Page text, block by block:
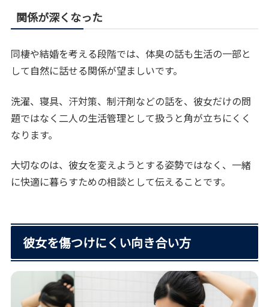
関係が深くなった
同棲や結婚を考える段階では、体臭の話も生活の一部と
して自然に話せる関係が望ましいです。
洗濯、寝具、汗対策、制汗剤などの話を、彼女だけの問
題ではなく二人の生活管理として扱うと角が立ちにくく
なります。
大切なのは、彼女を変えようとする姿勢ではなく、一緒
に快適に暮らすための相談として伝えることです。
彼女を傷つけにくい向き合い方